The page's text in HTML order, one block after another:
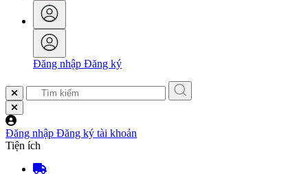
Đăng nhập Đăng ký
Đăng nhập Đăng ký tài khoản
Tiện ích